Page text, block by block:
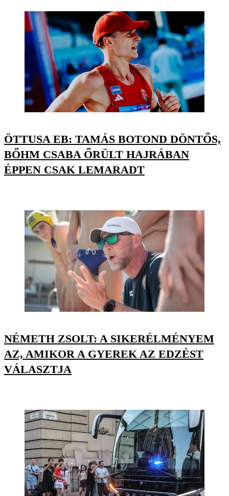
ÖTTUSA EB: TAMÁS BOTOND DÖNTŐS,
BŐHM CSABA ŐRÜLT HAJRÁBAN
ÉPPEN CSAK LEMARADT
NÉMETH ZSOLT: A SIKERÉLMÉNYEM
AZ, AMIKOR A GYEREK AZ EDZÉST
VÁLASZTJA